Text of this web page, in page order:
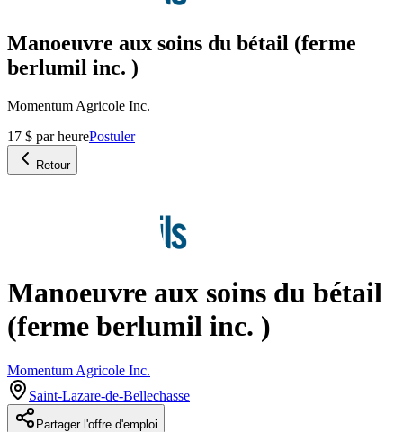
Manoeuvre aux soins du bétail (ferme
berlumil inc. )
Momentum Agricole Inc.
17 $ par heurePostuler
Retour
Manoeuvre aux soins du bétail
(ferme berlumil inc. )
Momentum Agricole Inc.
Saint-Lazare-de-Bellechasse
Partager l'offre d'emploi